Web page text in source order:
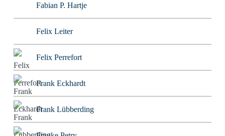
Fabian P. Hartje
Felix Leiter
Felix Perrefort
Frank Eckhardt
Frank Lübberding